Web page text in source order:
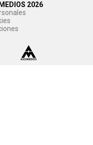
2026